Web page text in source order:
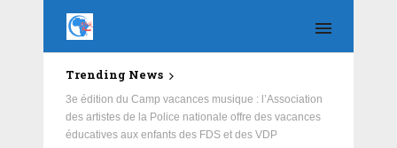
Trending News
Education : la fédération de la Russie rénove les
écoles primaire et collège du Camp Général
Aboubacar Sangoulé Lamizana